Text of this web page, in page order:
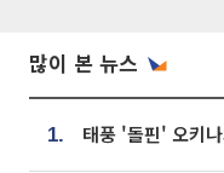
많이 본 뉴스
1.